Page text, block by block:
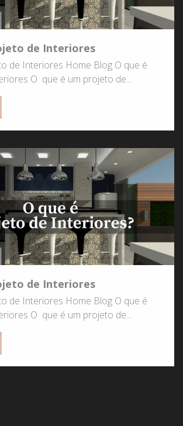
de Interiores
de Interiores Home Blog O que é
O que é um projeto de...
de Interiores
de Interiores Home Blog O que é
O que é um projeto de...